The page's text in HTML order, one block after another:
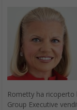
Rometty ha ricoperto
Group Executive